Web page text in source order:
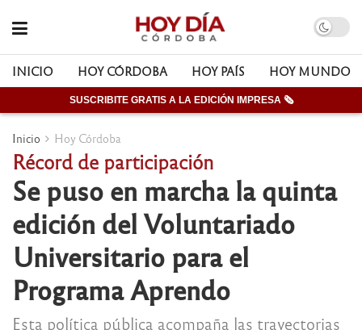
INICIO HOY CÓRDOBA HOY PAÍS HOY MUNDO
SUSCRIBITE GRATIS A LA EDICIÓN IMPRESA 🗞
Inicio Hoy Córdoba
Récord de participación
Se puso en marcha la quinta
edición del Voluntariado
Universitario para el
Programa Aprendo
Esta política pública acompaña las trayectorias